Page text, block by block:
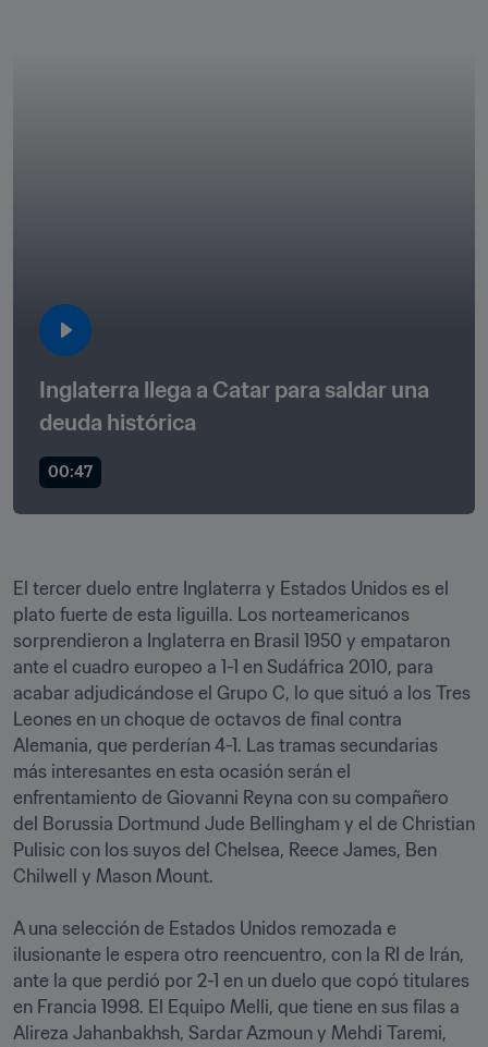
Inglaterra llega a Catar para saldar una
deuda histórica
00:47
El tercer duelo entre Inglaterra y Estados Unidos es el
plato fuerte de esta liguilla. Los norteamericanos
sorprendieron a Inglaterra en Brasil 1950 y empataron
ante el cuadro europeo a 1-1 en Sudáfrica 2010, para
acabar adjudicándose el Grupo C, lo que situó a los Tres
Leones en un choque de octavos de final contra
Alemania, que perderían 4-1. Las tramas secundarias
más interesantes en esta ocasión serán el
enfrentamiento de Giovanni Reyna con su compañero
del Borussia Dortmund Jude Bellingham y el de Christian
Pulisic con los suyos del Chelsea, Reece James, Ben
Chilwell y Mason Mount.
A una selección de Estados Unidos remozada e
ilusionante le espera otro reencuentro, con la RI de Irán,
ante la que perdió por 2-1 en un duelo que copó titulares
en Francia 1998. El Equipo Melli, que tiene en sus filas a
Alireza Jahanbakhsh, Sardar Azmoun y Mehdi Taremi,